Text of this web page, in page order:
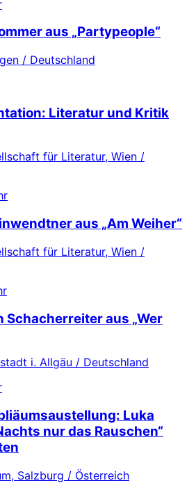
aus „Partypeople“
/ Deutschland
Literatur und Kritik
für Literatur, Wien /
aus „Am Weiher“
für Literatur, Wien /
Schacherreiter aus „Wer
i. Allgäu / Deutschland
Luka
nur das Rauschen“
Salzburg / Österreich